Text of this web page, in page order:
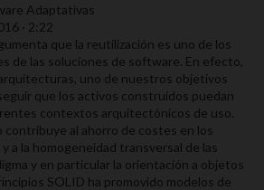
Adaptativas
· 2:22
que la reutilización es uno de los
de las soluciones de software. En efecto,
uno de nuestros objetivos
que los activos construidos puedan
contextos arquitectónicos de uso.
contribuye al ahorro de costes en los
a la homogeneidad transversal de las
y en particular la orientación a objetos
SOLID ha promovido modelos de